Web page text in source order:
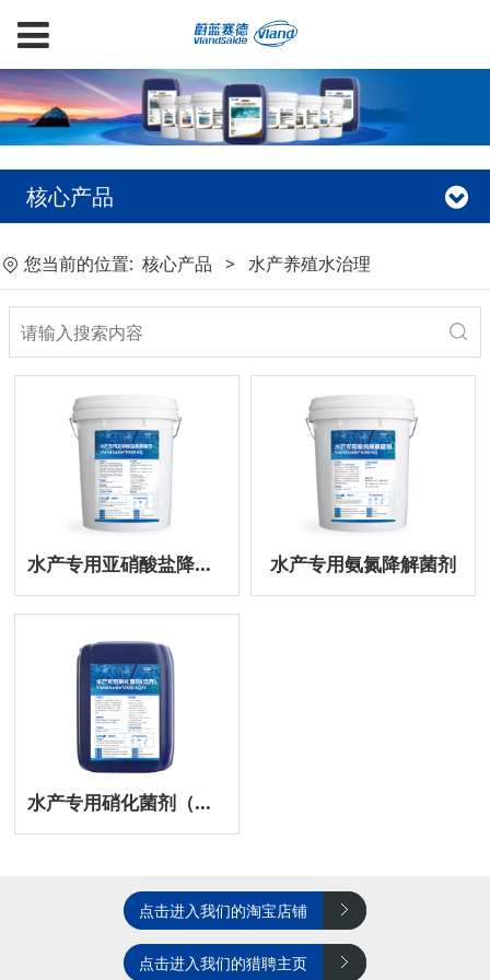
核心产品
您当前的位置: 核心产品 > 水产养殖水治理
水产专用亚硝酸盐降解菌剂 水产专用氨氮降解菌剂
水产专用硝化菌剂（自养）
点击进入我们的淘宝店铺
点击进入我们的猎聘主页